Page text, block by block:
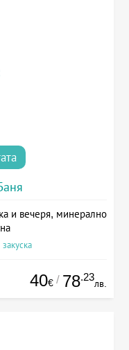
и вечеря, минерално
40€ / 78.23
лв.